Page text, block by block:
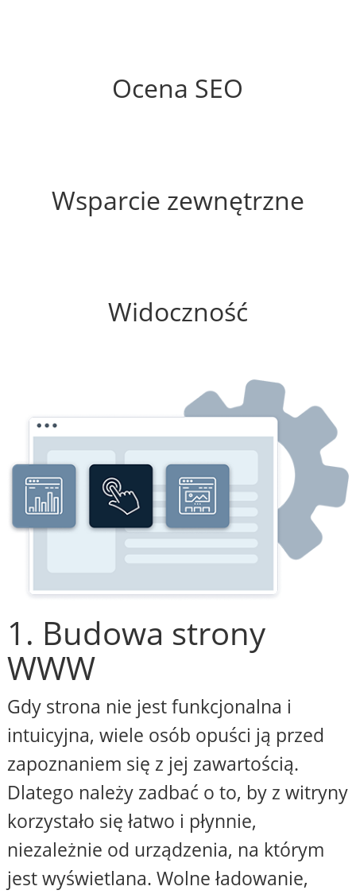
Ocena SEO
Wsparcie zewnętrzne
Widoczność
1. Budowa strony
WWW
Gdy strona nie jest funkcjonalna i
intuicyjna, wiele osób opuści ją przed
zapoznaniem się z jej zawartością.
Dlatego należy zadbać o to, by z witryny
korzystało się łatwo i płynnie,
niezależnie od urządzenia, na którym
jest wyświetlana. Wolne ładowanie,